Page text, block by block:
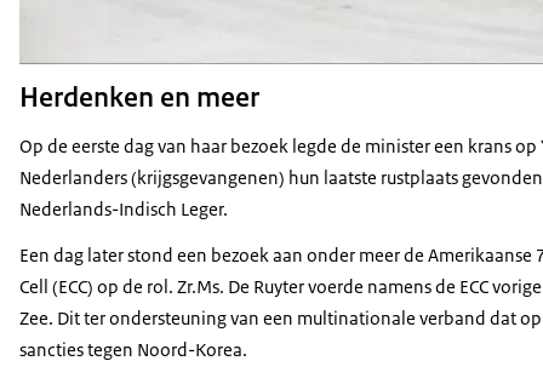
Herdenken en meer
Op de eerste dag van haar bezoek legde de minister een krans
Nederlanders (krijgsgevangenen) hun laatste rustplaats
Nederlands-Indisch Leger.
Een dag later stond een bezoek aan onder meer de Amerikaanse
Cell (ECC) op de rol. Zr.Ms. De Ruyter voerde namens de ECC
Zee. Dit ter ondersteuning van een multinationale verband dat
sancties tegen Noord-Korea.